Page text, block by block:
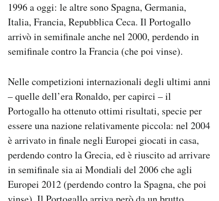
1996 a oggi: le altre sono Spagna, Germania,
Italia, Francia, Repubblica Ceca. Il Portogallo
arrivò in semifinale anche nel 2000, perdendo in
semifinale contro la Francia (che poi vinse).
Nelle competizioni internazionali degli ultimi anni
– quelle dell’era Ronaldo, per capirci – il
Portogallo ha ottenuto ottimi risultati, specie per
essere una nazione relativamente piccola: nel 2004
è arrivato in finale negli Europei giocati in casa,
perdendo contro la Grecia, ed è riuscito ad arrivare
in semifinale sia ai Mondiali del 2006 che agli
Europei 2012 (perdendo contro la Spagna, che poi